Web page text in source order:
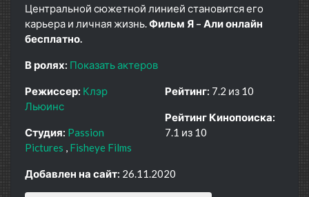
Центральной сюжетной линией становится его
карьера и личная жизнь. Фильм Я – Али онлайн
бесплатно.
В ролях: Показать актеров
Режиссер: Клэр
Льюинс
Студия: Passion
Pictures
Fisheye Films
Рейтинг: 7.2 из 10
Рейтинг Кинопоиска:
7.1 из 10
Добавлен на сайт: 26.11.2020